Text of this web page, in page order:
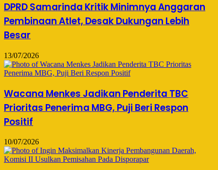
DPRD Samarinda Kritik Minimnya Anggaran
Pembinaan Atlet, Desak Dukungan Lebih
Besar
13/07/2026
Wacana Menkes Jadikan Penderita TBC
Prioritas Penerima MBG, Puji Beri Respon
Positif
10/07/2026